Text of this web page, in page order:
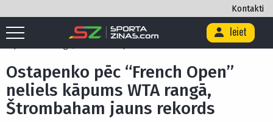
Kontakti
Ieiet
Sākums Teniss / ATP / Ostapenko pēc “French Open” neliels
Ostapenko pēc “French Open”
neliels kāpums WTA rangā,
Štrombaham jauns rekords